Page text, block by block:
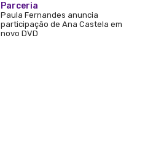
Parceria
Paula Fernandes anuncia
participação de Ana Castela em
novo DVD